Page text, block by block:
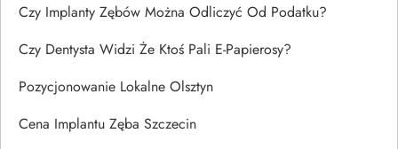
Czy Implanty Zębów Można Odliczyć Od Podatku?
Czy Dentysta Widzi Że Ktoś Pali E-Papierosy?
Pozycjonowanie Lokalne Olsztyn
Cena Implantu Zęba Szczecin